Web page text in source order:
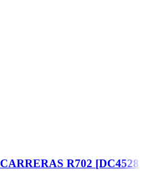
R702 [DC4528